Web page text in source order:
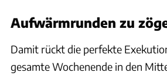
Aufwärmrunden zu
Damit rückt die perfekte
gesamte Wochenende in den